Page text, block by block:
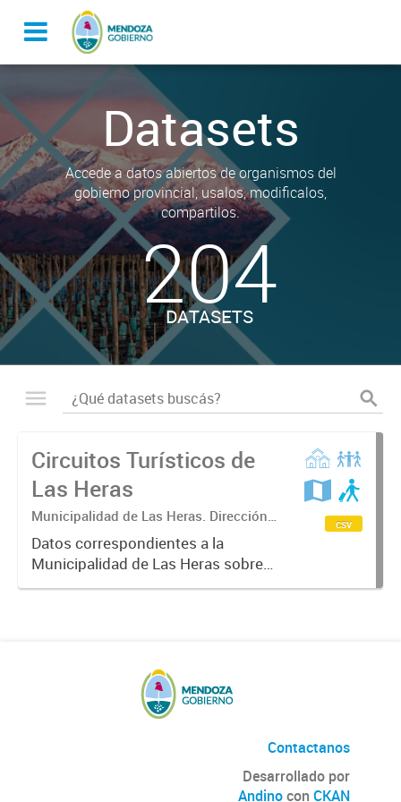
Datasets
Accede a datos abiertos de organismos del
gobierno provincial, usalos, modificalos,
compartilos.
204
DATASETS
Circuitos Turísticos de
Las Heras
Municipalidad de Las Heras. Dirección
de Turismo.
Datos correspondientes a la
Municipalidad de Las Heras sobre
circuitos turísticos del
csv
Contactanos
Desarrollado por
Andinocon CKAN